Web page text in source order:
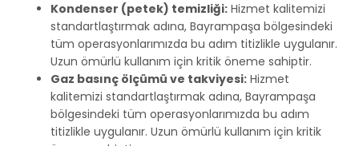
Kondenser (petek) temizliği: Hizmet kalitemizi
standartlaştırmak adına, Bayrampaşa bölgesindeki
tüm operasyonlarımızda bu adım titizlikle uygulanır.
Uzun ömürlü kullanım için kritik öneme sahiptir.
Gaz basınç ölçümü ve takviyesi: Hizmet
kalitemizi standartlaştırmak adına, Bayrampaşa
bölgesindeki tüm operasyonlarımızda bu adım
titizlikle uygulanır. Uzun ömürlü kullanım için kritik